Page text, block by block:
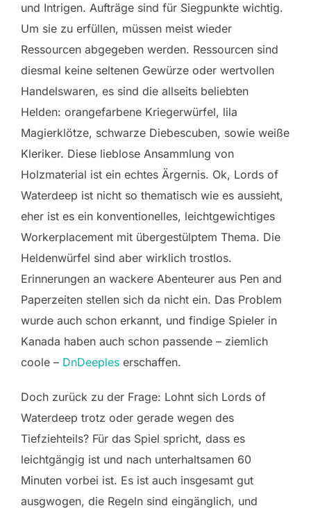
und Intrigen. Aufträge sind für Siegpunkte wichtig.
Um sie zu erfüllen, müssen meist wieder
Ressourcen abgegeben werden. Ressourcen sind
diesmal keine seltenen Gewürze oder wertvollen
Handelswaren, es sind die allseits beliebten
Helden: orangefarbene Kriegerwürfel, lila
Magierklötze, schwarze Diebescuben, sowie weiße
Kleriker. Diese lieblose Ansammlung von
Holzmaterial ist ein echtes Ärgernis. Ok, Lords of
Waterdeep ist nicht so thematisch wie es aussieht,
eher ist es ein konventionelles, leichtgewichtiges
Workerplacement mit übergestülptem Thema. Die
Heldenwürfel sind aber wirklich trostlos.
Erinnerungen an wackere Abenteurer aus Pen and
Paperzeiten stellen sich da nicht ein. Das Problem
wurde auch schon erkannt, und findige Spieler in
Kanada haben auch schon passende – ziemlich
coole – DnDeeples erschaffen.
Doch zurück zu der Frage: Lohnt sich Lords of
Waterdeep trotz oder gerade wegen des
Tiefziehteils? Für das Spiel spricht, dass es
leichtgängig ist und nach unterhaltsamen 60
Minuten vorbei ist. Es ist auch insgesamt gut
ausgwogen, die Regeln sind eingänglich, und